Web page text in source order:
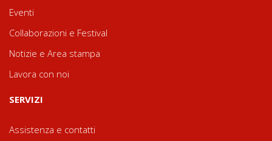
Eventi
Collaborazioni e Festival
Notizie e Area stampa
Lavora con noi
SERVIZI
Assistenza e contatti